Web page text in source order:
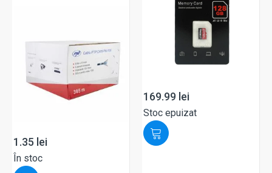
1.35 lei
În stoc
169.99 lei
Stoc epuizat